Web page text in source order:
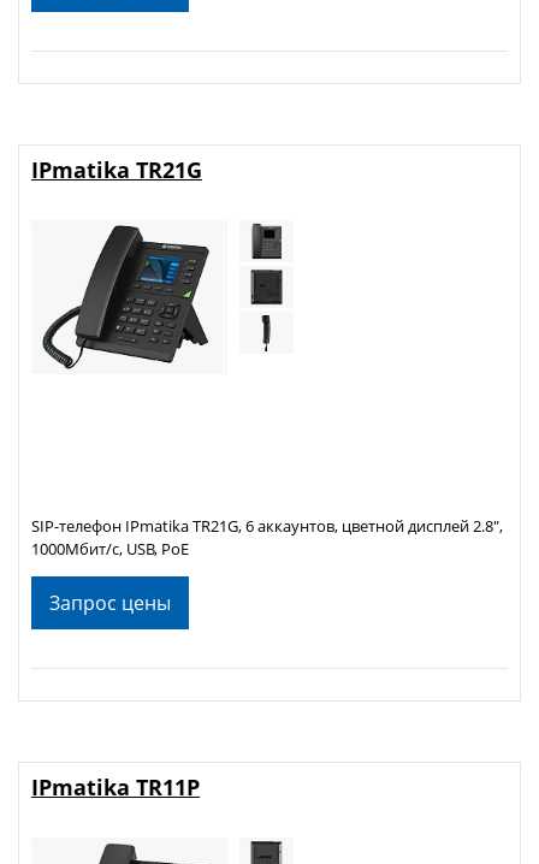
Запрос цены
IPmatika TR21G
SIP-телефон IPmatika TR21G, 6 аккаунтов, цветной дисплей 2.8",
1000Мбит/с, USB, PoE
IPmatika TR11P